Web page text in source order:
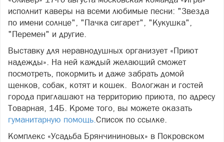
исполнит каверы на всеми любимые песни: "Звезда
по имени солнце", "Пачка сигарет", "Кукушка",
"Перемен" и другие.
Выставку для неравнодушных организует «Приют
надежды». На ней каждый желающий сможет
посмотреть, покормить и даже забрать домой
щенков, собак, котят и кошек. Вологжан и гостей
города приглашают на территорию приюта, по адресу
Товарная, 14Б. Кроме того, вы можете оказать
гуманитарную помощь.Список по ссылке.
Комплекс «Усадьба Брянчининовых» в Покровском